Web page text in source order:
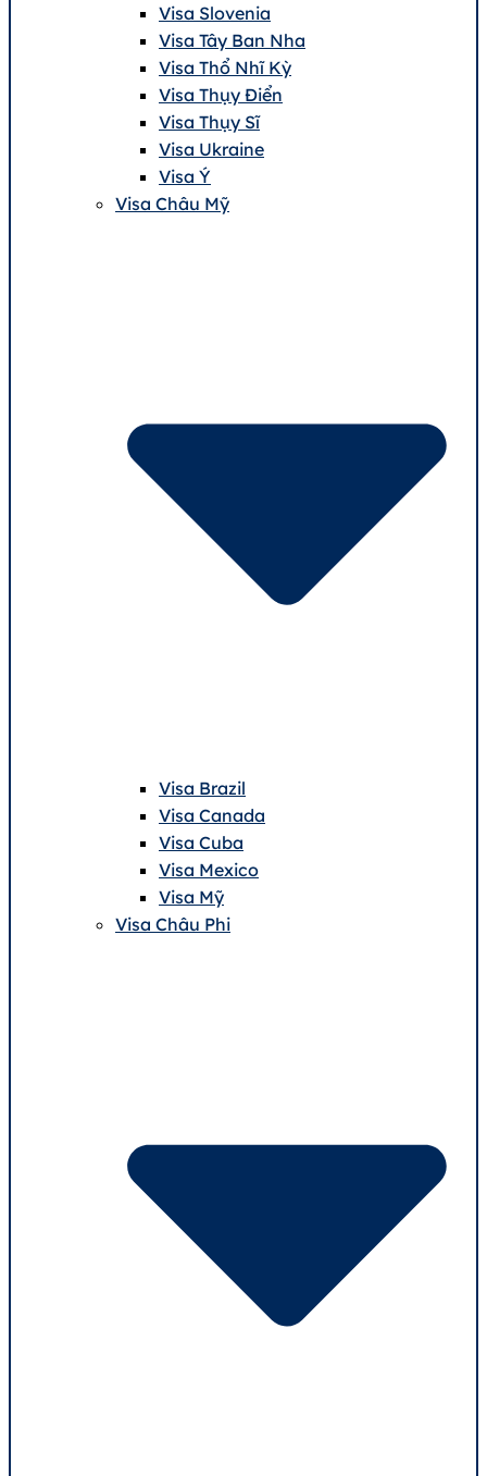
Visa Slovenia
Visa Tây Ban Nha
Visa Thổ Nhĩ Kỳ
Visa Thụy Điển
Visa Thụy Sĩ
Visa Ukraine
Visa Ý
Visa Châu Mỹ
Visa Brazil
Visa Canada
Visa Cuba
Visa Mexico
Visa Mỹ
Visa Châu Phi